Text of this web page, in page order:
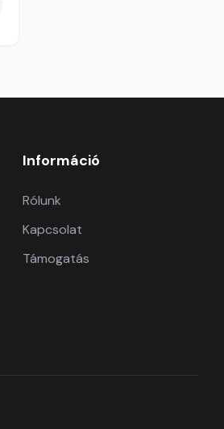
Információ
Rólunk
Kapcsolat
Támogatás